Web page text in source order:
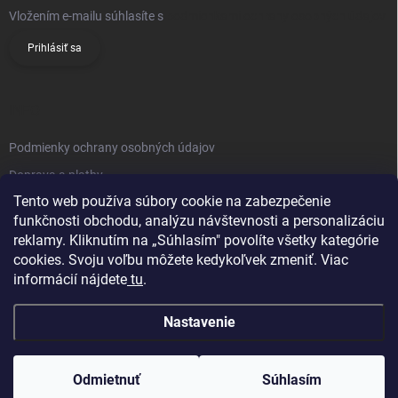
Tento web používa súbory cookie na zabezpečenie
funkčnosti obchodu, analýzu návštevnosti a personalizáciu
reklamy. Kliknutím na „Súhlasím" povolíte všetky kategórie
cookies. Svoju voľbu môžete kedykoľvek zmeniť. Viac
informácií nájdete tu.
Nastavenie
Odmietnuť Súhlasím
Vložením e-mailu súhlasíte s
Prihlásiť sa
Podmienky ochrany osobných údajov
Doprava a platby
Obchodné podmienky
Reklamačný poriadok
Vrátenie tovaru
Kontakty
Copyright 2026Knifestore . Všetky práva vyhradené. Upraviť nastavenie